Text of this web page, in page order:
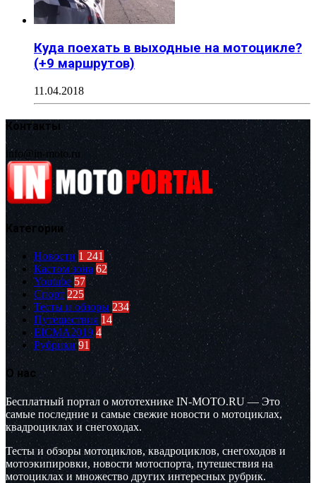
Куда поехать в выходные на мотоцикле?
(+9 маршрутов)
11.04.2018
Контакты
info@in-moto.ru
Категории
Новости 1 241
Кастом зона 62
Youtube 57
Спорт 225
Тесты и обзоры 234
Путешествия 14
EICMA2019 4
Рубрики 91
О нас
Бесплатный портал о мототехнике IN-MOTO.RU — Это
самые последние и самые свежие новости о мотоциклах,
квадроциклах и снегоходах.
Тесты и обзоры мотоциклов, квадроциклов, снегоходов и
мотоэкипировки, новости мотоспорта, путешествия на
мотоциклах и множество других интересных рубрик.